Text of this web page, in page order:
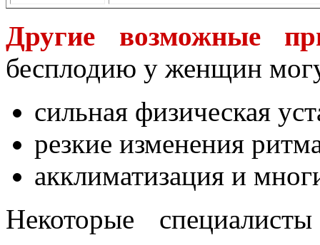
Другие возможные
бесплодию у женщин
сильная физическая
резкие изменения
акклиматизация и
Некоторые